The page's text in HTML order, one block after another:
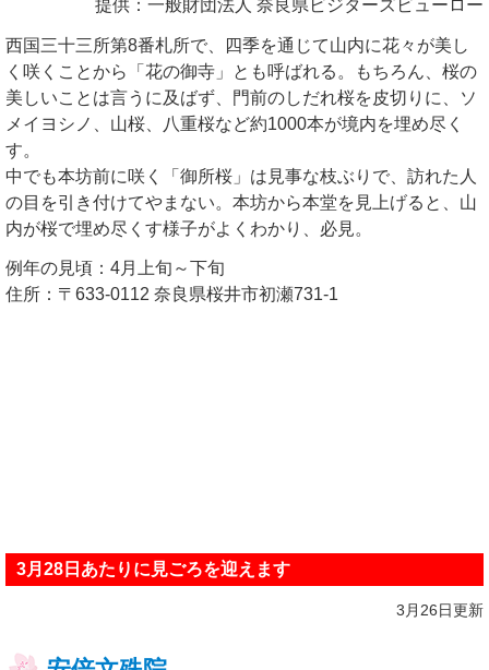
提供：一般財団法人 奈良県ビジターズビューロー
西国三十三所第8番札所で、四季を通じて山内に花々が美し
く咲くことから「花の御寺」とも呼ばれる。もちろん、桜の
美しいことは言うに及ばず、門前のしだれ桜を皮切りに、ソ
メイヨシノ、山桜、八重桜など約1000本が境内を埋め尽く
す。
中でも本坊前に咲く「御所桜」は見事な枝ぶりで、訪れた人
の目を引き付けてやまない。本坊から本堂を見上げると、山
内が桜で埋め尽くす様子がよくわかり、必見。
例年の見頃：4月上旬～下旬
住所：〒633-0112 奈良県桜井市初瀬731-1
3月28日あたりに見ごろを迎えます
3月26日更新